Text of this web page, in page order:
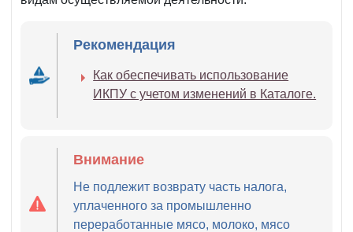
Рекомендация
Как обеспечивать использование
ИКПУ с учетом изменений в Каталоге.
Внимание
Не подлежит возврату часть налога,
уплаченного за промышленно
переработанные мясо, молоко, мясо